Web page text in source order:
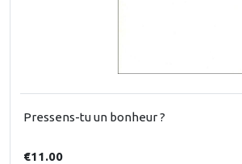
Pressens-tu un bonheur ?
€11.00